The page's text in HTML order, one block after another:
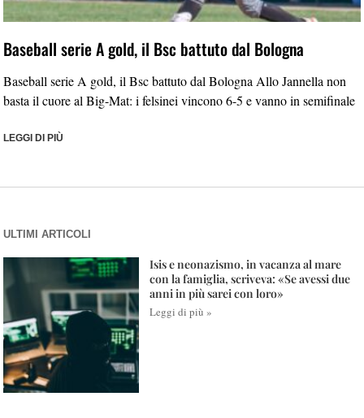
Baseball serie A gold, il Bsc battuto dal Bologna
Baseball serie A gold, il Bsc battuto dal Bologna Allo Jannella non
basta il cuore al Big-Mat: i felsinei vincono 6-5 e vanno in semifinale
LEGGI DI PIÙ
ULTIMI ARTICOLI
Isis e neonazismo, in vacanza al mare
con la famiglia, scriveva: «Se avessi due
anni in più sarei con loro»
Leggi di più »